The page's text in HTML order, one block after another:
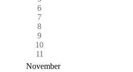
6
7
8
9
10
11
November